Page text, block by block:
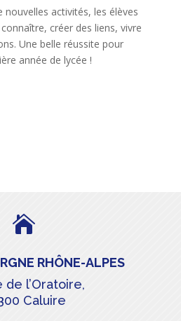
nouvelles activités, les élèves
créer des liens, vivre
Une belle réussite pour
année de lycée !

RHÔNE-ALPES
de l’Oratoire,
Caluire